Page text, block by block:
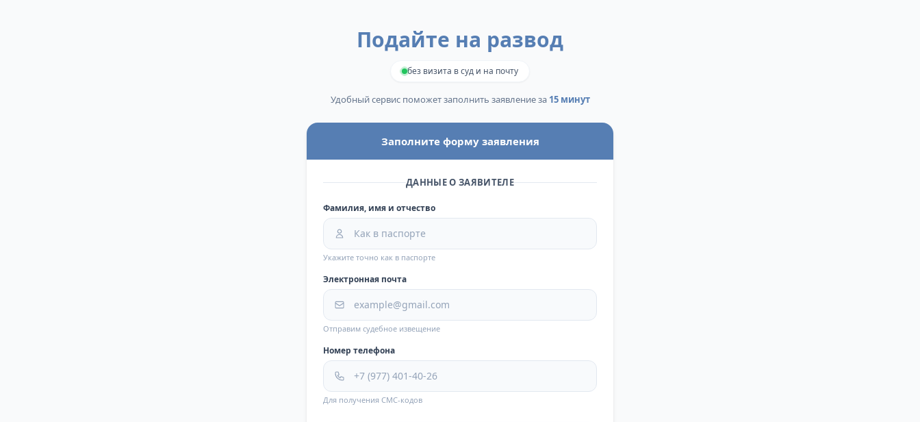
Подайте на развод
без визита в суд и на почту
Удобный сервис поможет заполнить заявление за 15 минут
Заполните форму заявления
ДАННЫЕ О ЗАЯВИТЕЛЕ
Фамилия, имя и отчество
Укажите точно как в паспорте
Электронная почта
Отправим судебное извещение
Номер телефона
Для получения СМС-кодов